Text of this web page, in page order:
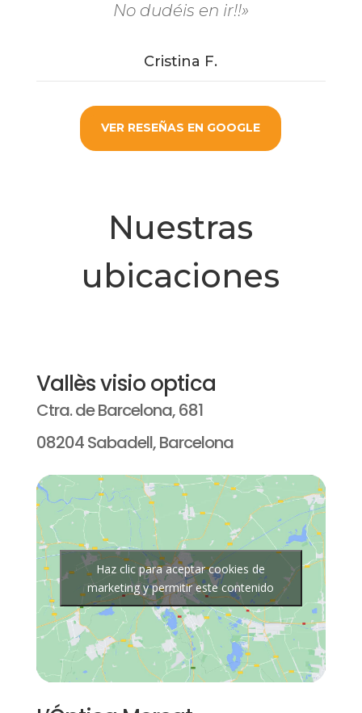
No dudéis en ir!!»
Cristina F.
VER RESEÑAS EN GOOGLE
Nuestras
ubicaciones
Vallès visio optica
Ctra. de Barcelona, 681
08204 Sabadell, Barcelona
Haz clic para aceptar cookies de
marketing y permitir este contenido